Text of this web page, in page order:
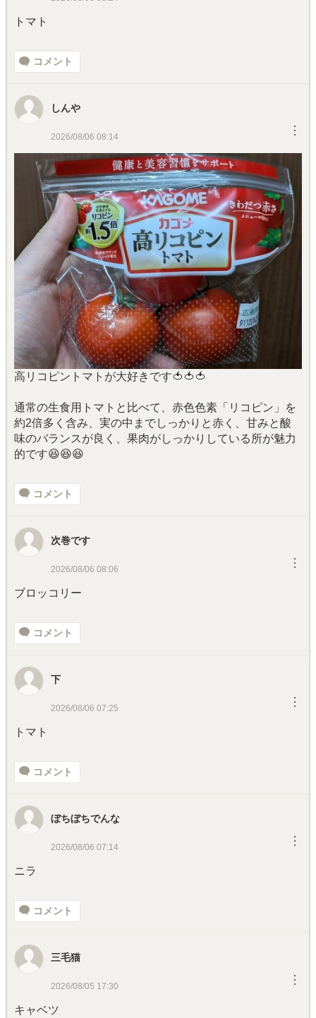
トマト
コメント
しんや
2026/08/06 08:14 ︙
高リコピントマトが大好きです🍅🍅🍅
通常の生食用トマトと比べて、赤色色素「リコピン」を
約2倍多く含み、実の中までしっかりと赤く、甘みと酸
味のバランスが良く、果肉がしっかりしている所が魅力
的です😆😆😆
コメント
次巻です
2026/08/06 08:06 ︙
ブロッコリー
コメント
下
2026/08/06 07:25 ︙
トマト
コメント
ぼちぼちでんな
2026/08/06 07:14 ︙
ニラ
コメント
三毛猫
2026/08/05 17:30 ︙
キャベツ